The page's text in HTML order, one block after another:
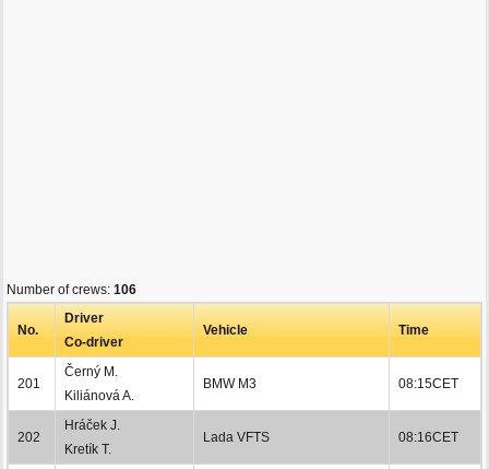
Number of crews: 106
No.
Driver
Co-driver
Vehicle Time
201
Černý M.
Kiliánová A.
BMW M3 08:15CET
202
Hráček J.
Kretík T.
Lada VFTS 08:16CET